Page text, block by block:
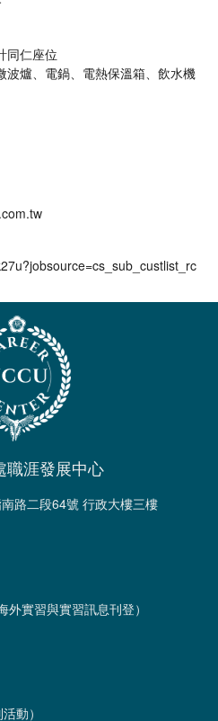
同仁座位
爐、電鍋、電熱保溫箱、飲水機
職涯發展中心
路二段64號 行政大樓三樓
實習與實習訊息刊登）
動）